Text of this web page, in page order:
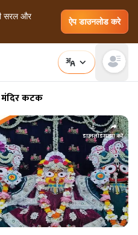
सरल और
ऐप डाउनलोड करे
Open
मंदिर कटक
डाउनलोडसाझा करें